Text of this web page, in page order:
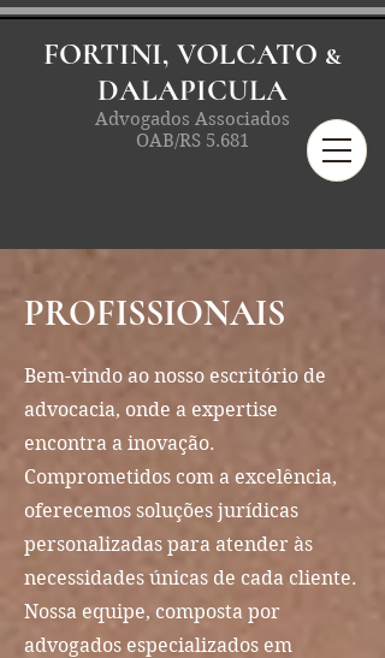
FORTINI, VOLCATO &
DALAPICULA
Advogados Associados
OAB/RS 5.681
PROFISSIONAIS
Bem-vindo ao nosso escritório de
advocacia, onde a expertise
encontra a inovação.
Comprometidos com a excelência,
oferecemos soluções jurídicas
personalizadas para atender às
necessidades únicas de cada cliente.
Nossa equipe, composta por
advogados especializados em